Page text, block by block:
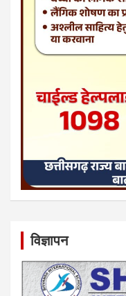
विज्ञापन